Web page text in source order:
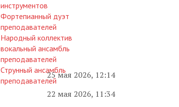
инструментов
Фортепианный дуэт
преподавателей
Народный коллектив
вокальный ансамбль
преподавателей
Струнный ансамбль
преподавателей
25 мая 2026, 12:14
22 мая 2026, 11:34